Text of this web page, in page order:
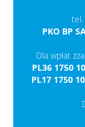
PKO BP
Dla wpłat
PL36 1750
PL17 1750